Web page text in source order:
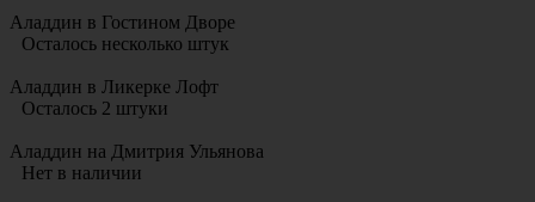
Аладдин в Гостином Дворе
Осталось несколько штук
Аладдин в Ликерке Лофт
Осталось 2 штуки
Аладдин на Дмитрия Ульянова
Нет в наличии